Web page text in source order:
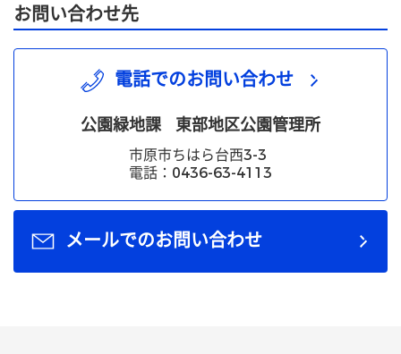
お問い合わせ先
電話でのお問い合わせ
公園緑地課 東部地区公園管理所
市原市ちはら台西3-3
電話：0436-63-4113
メールでのお問い合わせ